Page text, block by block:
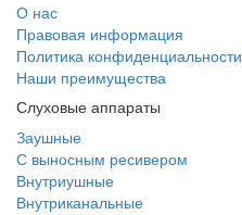
О нас
Правовая информация
Политика конфиденциальности
Наши преимущества
Слуховые аппараты
Заушные
С выносным ресивером
Внутриушные
Внутриканальные